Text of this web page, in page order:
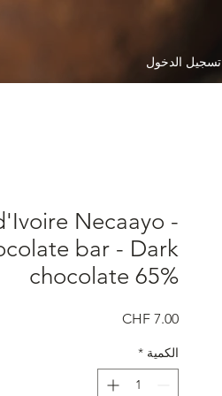
تسجيل الدخول
Necaayo -
bar - Dark
chocolate 65%
السعر
الكمية *